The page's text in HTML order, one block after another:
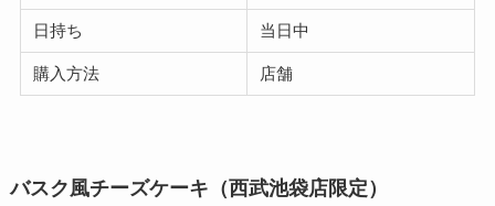
日持ち 当日中
購入方法 店舗
バスク風チーズケーキ（西武池袋店限定）